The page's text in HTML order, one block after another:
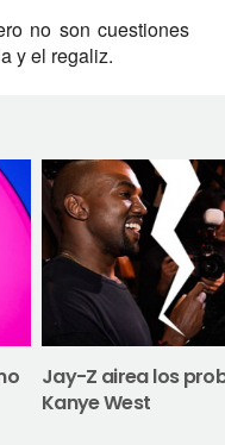
no son cuestiones
y el regaliz.
Jay-Z airea los
Kanye West